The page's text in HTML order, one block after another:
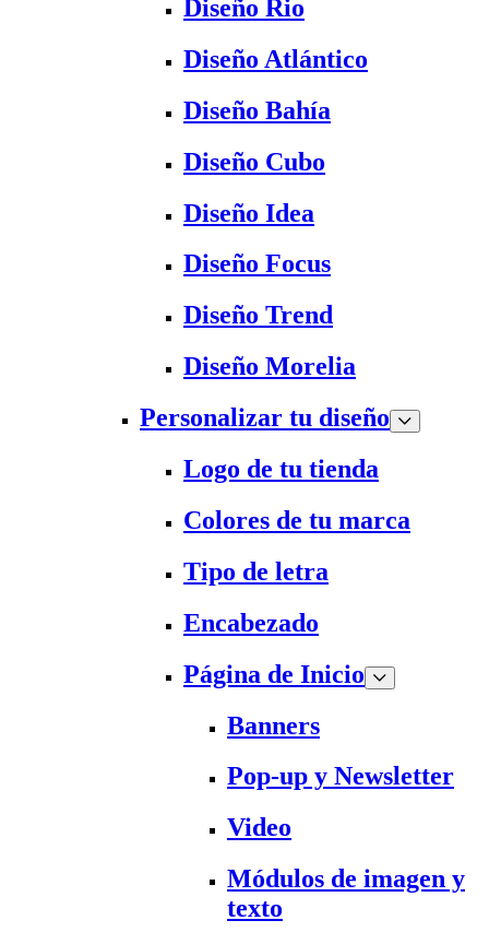
Diseño Rio
Diseño Atlántico
Diseño Bahía
Diseño Cubo
Diseño Idea
Diseño Focus
Diseño Trend
Diseño Morelia
Personalizar tu diseño
Logo de tu tienda
Colores de tu marca
Tipo de letra
Encabezado
Página de Inicio
Banners
Pop-up y Newsletter
Video
Módulos de imagen y
texto